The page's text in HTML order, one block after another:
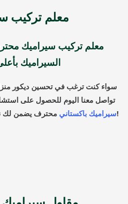
معلم تركيب
معلم تركيب سيراميك
السيراميك
سواء كنت ترغب في تحسين ديكور
تواصل معنا اليوم للحصول على
سيراميك باكستانيمحترف يضمن لك نتائج ممتازة وأسعار تنافسية!